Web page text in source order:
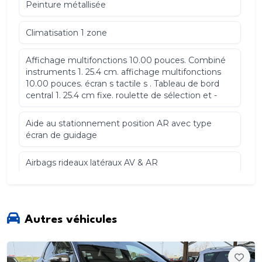
Peinture métallisée
Climatisation 1 zone
Affichage multifonctions 10.00 pouces. Combiné
instruments 1. 25.4 cm. affichage multifonctions
10.00 pouces. écran s tactile s . Tableau de bord
central 1. 25.4 cm fixe. roulette de sélection et -
Aide au stationnement position AR avec type
écran de guidage
Airbags rideaux latéraux AV & AR
Antipatinage
Appel d urgence
Autres véhicules